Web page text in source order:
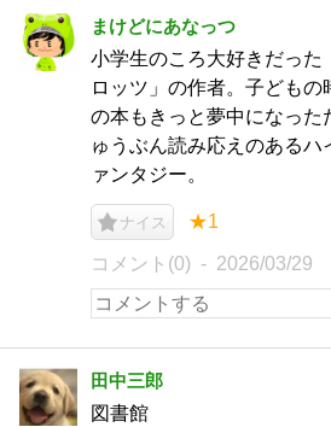
まけどにあなっつ
小学生のころ大好きだった
ロッツ」の作者。子どもの
の本もきっと夢中になった
ゅうぶん読み応えのあるハ
ァンタジー。
ナイス ★1
コメント(0) 2026/03/29
田中三郎
図書館